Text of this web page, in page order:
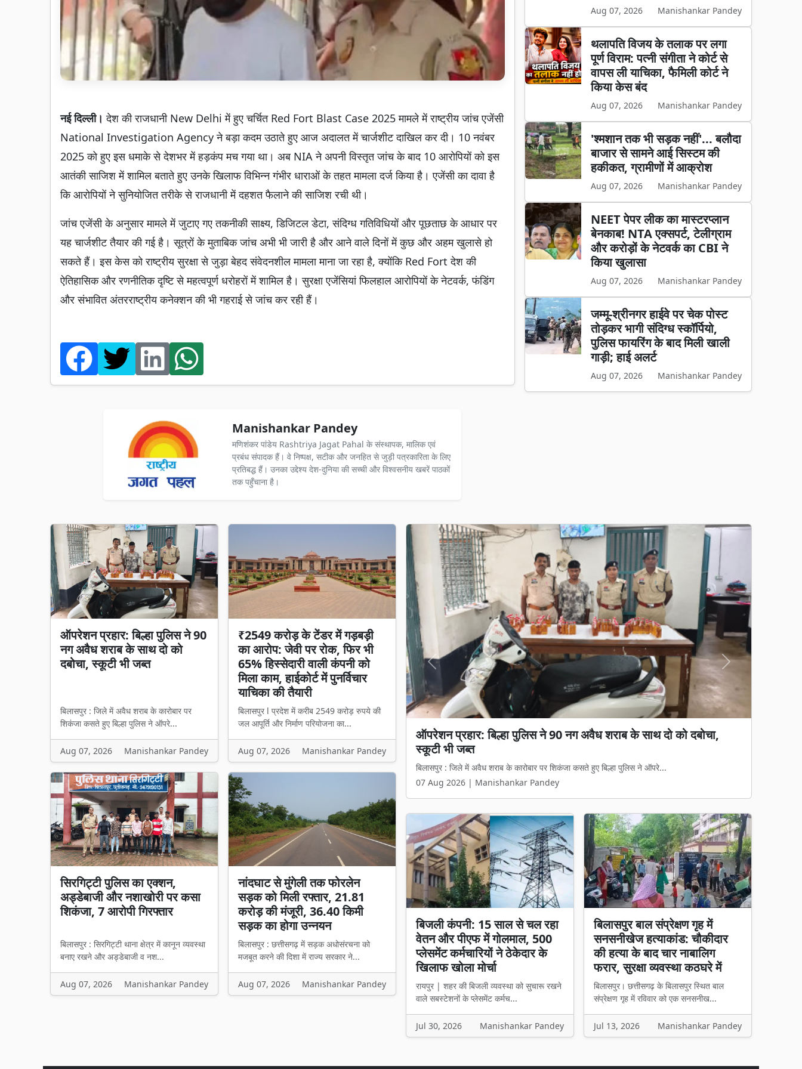
नई दिल्ली।देश की राजधानी New Delhi में हुए चर्चित Red Fort Blast Case 2025 मामले में राष्ट्रीय जांच एजेंसी
National Investigation Agency ने बड़ा कदम उठाते हुए आज अदालत में चार्जशीट दाखिल कर दी। 10 नवंबर
2025 को हुए इस धमाके से देशभर में हड़कंप मच गया था। अब NIA ने अपनी विस्तृत जांच के बाद 10 आरोपियों को इस
आतंकी साजिश में शामिल बताते हुए उनके खिलाफ विभिन्न गंभीर धाराओं के तहत मामला दर्ज किया है। एजेंसी का दावा है
कि आरोपियों ने सुनियोजित तरीके से राजधानी में दहशत फैलाने की साजिश रची थी।
जांच एजेंसी के अनुसार मामले में जुटाए गए तकनीकी साक्ष्य, डिजिटल डेटा, संदिग्ध गतिविधियों और पूछताछ के आधार पर
यह चार्जशीट तैयार की गई है। सूत्रों के मुताबिक जांच अभी भी जारी है और आने वाले दिनों में कुछ और अहम खुलासे हो
सकते हैं। इस केस को राष्ट्रीय सुरक्षा से जुड़ा बेहद संवेदनशील मामला माना जा रहा है, क्योंकि Red Fort देश की
ऐतिहासिक और रणनीतिक दृष्टि से महत्वपूर्ण धरोहरों में शामिल है। सुरक्षा एजेंसियां फिलहाल आरोपियों के नेटवर्क, फंडिंग
और संभावित अंतरराष्ट्रीय कनेक्शन की भी गहराई से जांच कर रही हैं।
Manishankar Pandey
मणिशंकर पांडेय Rashtriya Jagat Pahal के संस्थापक, मालिक एवं
प्रबंध संपादक हैं। वे निष्पक्ष, सटीक और जनहित से जुड़ी पत्रकारिता के लिए
प्रतिबद्ध हैं। उनका उद्देश्य देश-दुनिया की सच्ची और विश्वसनीय खबरें पाठकों
तक पहुँचाना है।
Aug 07, 2026 Manishankar Pandey
थलापति विजय के तलाक पर लगा
पूर्ण विराम: पत्नी संगीता ने कोर्ट से
वापस ली याचिका, फैमिली कोर्ट ने
किया केस बंद
Aug 07, 2026 Manishankar Pandey
'श्मशान तक भी सड़क नहीं'... बलौदा
बाजार से सामने आई सिस्टम की
हकीकत, ग्रामीणों में आक्रोश
Aug 07, 2026 Manishankar Pandey
NEET पेपर लीक का मास्टरप्लान
बेनकाब! NTA एक्सपर्ट, टेलीग्राम
और करोड़ों के नेटवर्क का CBI ने
किया खुलासा
Aug 07, 2026 Manishankar Pandey
जम्मू-श्रीनगर हाईवे पर चेक पोस्ट
तोड़कर भागी संदिग्ध स्कॉर्पियो,
पुलिस फायरिंग के बाद मिली खाली
गाड़ी; हाई अलर्ट
Aug 07, 2026 Manishankar Pandey
ऑपरेशन प्रहार: बिल्हा पुलिस ने 90
नग अवैध शराब के साथ दो को
दबोचा, स्कूटी भी जब्त
बिलासपुर : जिले में अवैध शराब के कारोबार पर
शिकंजा कसते हुए बिल्हा पुलिस ने ऑपरे...
Aug 07, 2026 Manishankar Pandey
₹2549 करोड़ के टेंडर में गड़बड़ी
का आरोप: जेवी पर रोक, फिर भी
65% हिस्सेदारी वाली कंपनी को
मिला काम, हाईकोर्ट में पुनर्विचार
याचिका की तैयारी
बिलासपुर l प्रदेश में करीब 2549 करोड़ रुपये की
जल आपूर्ति और निर्माण परियोजना का...
Aug 07, 2026 Manishankar Pandey
सिरगिट्टी पुलिस का एक्शन,
अड्डेबाजी और नशाखोरी पर कसा
शिकंजा, 7 आरोपी गिरफ्तार
बिलासपुर : सिरगिट्टी थाना क्षेत्र में कानून व्यवस्था
बनाए रखने और अड्डेबाजी व नश...
Aug 07, 2026 Manishankar Pandey
नांदघाट से मुंगेली तक फोरलेन
सड़क को मिली रफ्तार, 21.81
करोड़ की मंजूरी, 36.40 किमी
सड़क का होगा उन्नयन
बिलासपुर : छत्तीसगढ़ में सड़क अधोसंरचना को
मजबूत करने की दिशा में राज्य सरकार ने...
Aug 07, 2026 Manishankar Pandey
₹2549 करोड़ के टेंडर में गड़बड़ी का आरोप: जेवी पर रोक, फिर भी 65%
हिस्सेदारी वाली कंपनी को मिला काम, हाईकोर्ट में पुनर्विचार याचिका की तैयारी
बिलासपुर l प्रदेश में करीब 2549 करोड़ रुपये की जल आपूर्ति और निर्माण परियोजना का...
07 Aug 2026 | Manishankar Pandey
Previous Next
बिजली कंपनी: 15 साल से चल रहा
वेतन और पीएफ में गोलमाल, 500
प्लेसमेंट कर्मचारियों ने ठेकेदार के
खिलाफ खोला मोर्चा
रायपुर | शहर की बिजली व्यवस्था को सुचारू रखने
वाले सबस्टेशनों के प्लेसमेंट कर्मच...
Jul 30, 2026 Manishankar Pandey
बिलासपुर बाल संप्रेक्षण गृह में
सनसनीखेज हत्याकांड: चौकीदार
की हत्या के बाद चार नाबालिग
फरार, सुरक्षा व्यवस्था कठघरे में
बिलासपुर। छत्तीसगढ़ के बिलासपुर स्थित बाल
संप्रेक्षण गृह में रविवार को एक सनसनीख...
Jul 13, 2026 Manishankar Pandey